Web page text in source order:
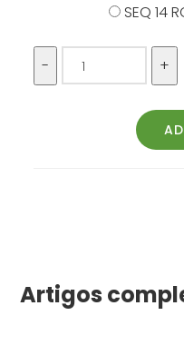
SEQ 14
Artigos